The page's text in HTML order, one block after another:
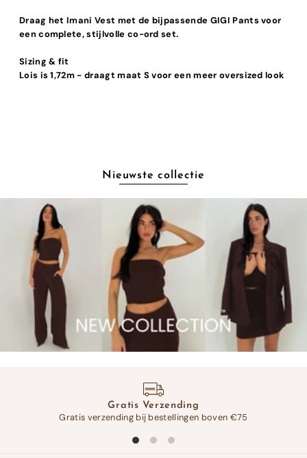
Draag het Imani Vest met de bijpassende GIGI Pants voor
een complete, stijlvolle co-ord set.
Sizing & fit
Lois is 1,72m - draagt maat S voor een meer oversized look
Nieuwste collectie
Gratis Verzending
Gratis verzending bij bestellingen boven €75